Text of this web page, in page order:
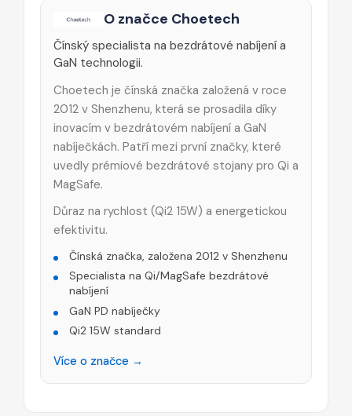
O značce Choetech
Čínský specialista na bezdrátové nabíjení a
GaN technologii.
Choetech je čínská značka založená v roce
2012 v Shenzhenu, která se prosadila díky
inovacím v bezdrátovém nabíjení a GaN
nabíječkách. Patří mezi první značky, které
uvedly prémiové bezdrátové stojany pro Qi a
MagSafe.
Důraz na rychlost (Qi2 15W) a energetickou
efektivitu.
Čínská značka, založena 2012 v Shenzhenu
Specialista na Qi/MagSafe bezdrátové
nabíjení
GaN PD nabíječky
Qi2 15W standard
Více o značce →